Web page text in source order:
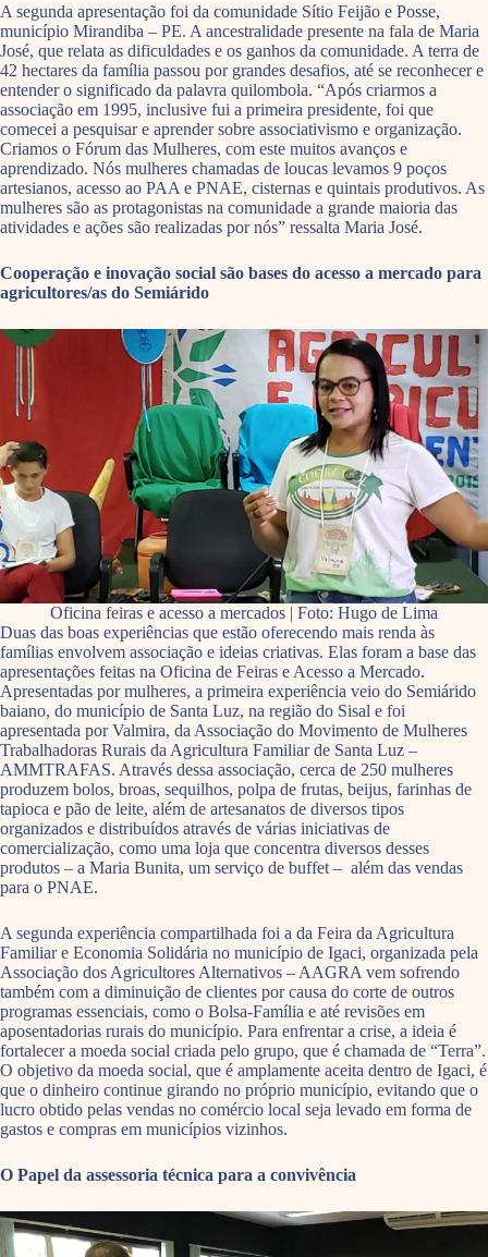
A segunda apresentação foi da comunidade Sítio Feijão e Posse,
município Mirandiba – PE. A ancestralidade presente na fala de Maria
José, que relata as dificuldades e os ganhos da comunidade. A terra de
42 hectares da família passou por grandes desafios, até se reconhecer e
entender o significado da palavra quilombola. “Após criarmos a
associação em 1995, inclusive fui a primeira presidente, foi que
comecei a pesquisar e aprender sobre associativismo e organização.
Criamos o Fórum das Mulheres, com este muitos avanços e
aprendizado. Nós mulheres chamadas de loucas levamos 9 poços
artesianos, acesso ao PAA e PNAE, cisternas e quintais produtivos. As
mulheres são as protagonistas na comunidade a grande maioria das
atividades e ações são realizadas por nós” ressalta Maria José.
Cooperação e inovação social são bases do acesso a mercado para
agricultores/as do Semiárido
Oficina feiras e acesso a mercados | Foto: Hugo de Lima
Duas das boas experiências que estão oferecendo mais renda às
famílias envolvem associação e ideias criativas. Elas foram a base das
apresentações feitas na Oficina de Feiras e Acesso a Mercado.
Apresentadas por mulheres, a primeira experiência veio do Semiárido
baiano, do município de Santa Luz, na região do Sisal e foi
apresentada por Valmira, da Associação do Movimento de Mulheres
Trabalhadoras Rurais da Agricultura Familiar de Santa Luz –
AMMTRAFAS. Através dessa associação, cerca de 250 mulheres
produzem bolos, broas, sequilhos, polpa de frutas, beijus, farinhas de
tapioca e pão de leite, além de artesanatos de diversos tipos
organizados e distribuídos através de várias iniciativas de
comercialização, como uma loja que concentra diversos desses
produtos – a Maria Bunita, um serviço de buffet – além das vendas
para o PNAE.
A segunda experiência compartilhada foi a da Feira da Agricultura
Familiar e Economia Solidária no município de Igaci, organizada pela
Associação dos Agricultores Alternativos – AAGRA vem sofrendo
também com a diminuição de clientes por causa do corte de outros
programas essenciais, como o Bolsa-Família e até revisões em
aposentadorias rurais do município. Para enfrentar a crise, a ideia é
fortalecer a moeda social criada pelo grupo, que é chamada de “Terra”.
O objetivo da moeda social, que é amplamente aceita dentro de Igaci, é
que o dinheiro continue girando no próprio município, evitando que o
lucro obtido pelas vendas no comércio local seja levado em forma de
gastos e compras em municípios vizinhos.
O Papel da assessoria técnica para a convivência